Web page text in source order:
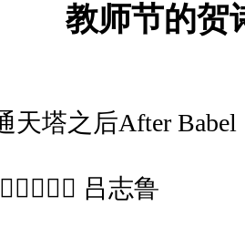
教师节的贺
后After Babel
吕志鲁